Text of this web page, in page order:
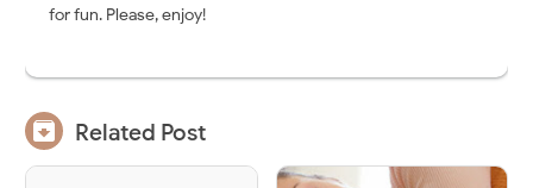
for fun. Please, enjoy!
 Related Post